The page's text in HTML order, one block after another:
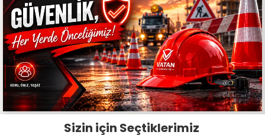
Sizin için Seçtiklerimiz